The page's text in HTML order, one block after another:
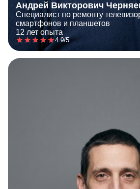
Андрей Викторович
Специалист по ремонту
смартфонов и планшетов
12 лет опыта
4.9/5